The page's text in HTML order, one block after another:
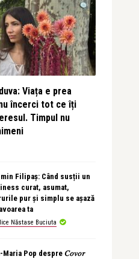
Viața e prea
încerci tot ce îți
Timpul nu
Filipaș: Când susții un
curat, asumat,
pur și simplu se așază
ta
Năstase Buciuta
Maria Pop despre 𝐶𝑜𝑣𝑜𝑟